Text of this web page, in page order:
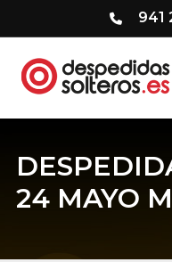
941
24 MAYO